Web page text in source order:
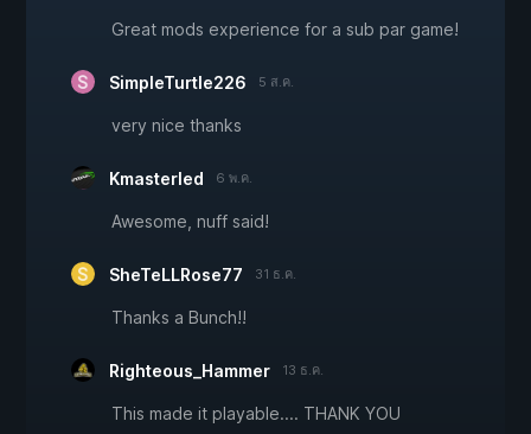
Great mods experience for a sub par game!
SimpleTurtle226 5 ส.ค.
very nice thanks
Kmasterled 6 พ.ค.
Awesome, nuff said!
SheTeLLRose77 31 ธ.ค.
Thanks a Bunch!!
Righteous_Hammer 13 ธ.ค.
This made it playable.... THANK YOU